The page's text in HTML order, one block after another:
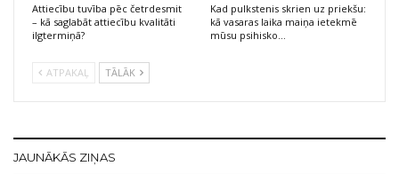
Attiecību tuvība pēc četrdesmit
– kā saglabāt attiecību kvalitāti
ilgtermiņā?
Kad pulkstenis skrien uz priekšu:
kā vasaras laika maiņa ietekmē
mūsu psihisko…
ATPAKAĻ TĀLĀK
JAUNĀKĀS ZIŅAS